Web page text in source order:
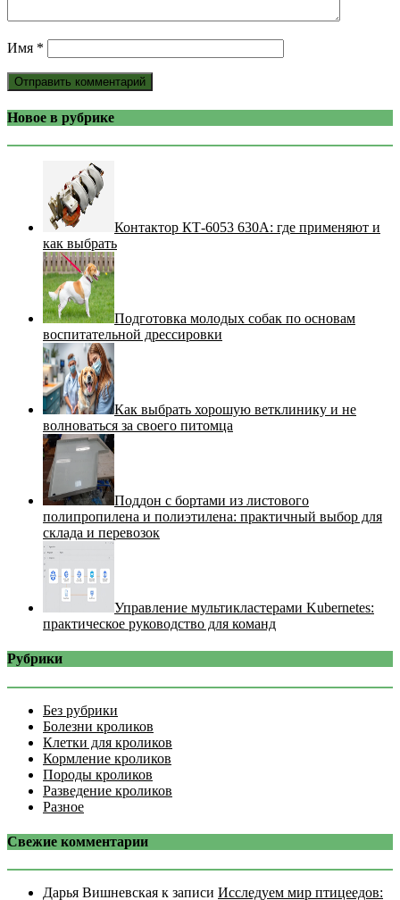
Имя *
Новое в рубрике
Контактор КТ-6053 630А: где применяют и
как выбрать
Подготовка молодых собак по основам
воспитательной дрессировки
Как выбрать хорошую ветклинику и не
волноваться за своего питомца
Поддон с бортами из листового
полипропилена и полиэтилена: практичный выбор для
склада и перевозок
Управление мультикластерами Kubernetes:
практическое руководство для команд
Рубрики
Без рубрики
Болезни кроликов
Клетки для кроликов
Кормление кроликов
Породы кроликов
Разведение кроликов
Разное
Свежие комментарии
Дарья Вишневская к записи Исследуем мир птицеедов: